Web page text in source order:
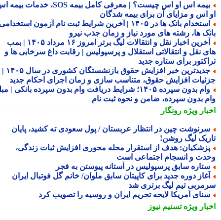
بیمه اس او اس چیست؟ | معرفی کامل بیمه SOS، خدمات بیمه اس
اس و مزایای آن برای بیمه شدگان
استخدام بانک ها در ۱۴۰۵ | آخرین شرایط ثبت نام آزمون استخدامی
ها، رشته های مورد نیاز و زمان جذب نیرو
آخرین اخبار نقل و انتقالات لیگ برتر امروز ۱۶ مرداد ۱۴۰۵ | بمب
نقل و انتقالاتی استقلال و پرسپولیس | رقابت داغ سرخابی ها و
برای ستاره جدید
جدیدترین خبر افزایش حقوق بازنشستگان کشوری در سال ۱۴۰۵ |
افزایش حقوق، متناسب سازی و زمان اجرای احکام جدید
وام بدون سپرده ۱۴۰۵؛ شرایط دریافت وام بدون سپرده بانکی | مبلغ
بدون سپرده، ضامن و نحوه ثبت نام
ویژهرونگار
چین در انتظار عربستان / پول سعودی ته کشید، پایان
لیگ روشن!
هدف از استقرار محله محوری افزایش ثبات زندگی،
و انسجام اجتماعی است
سابق پرسپولیس در آستانه پیوستن به فجر
دوره جدید برای کاپیتان سابق ملوان/ خانم گل فوتبال ایران
تیم لیگ برتری شد
آمریکا لایحه تحریم ایران و روسیه را تصویب کرد
ویژهتسنیم نیوز